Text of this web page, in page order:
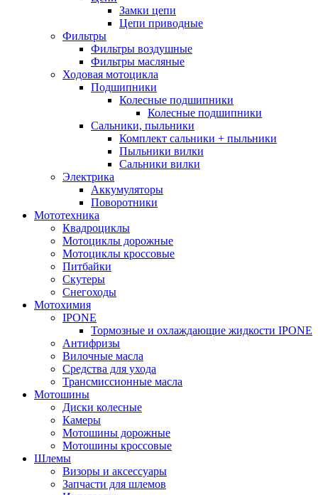
Замки цепи
Цепи приводные
Фильтры
Фильтры воздушные
Фильтры масляные
Ходовая мотоцикла
Подшипники
Колесные подшипники
Колесные подшипники
Сальники, пыльники
Комплект сальники + пыльники
Пыльники вилки
Сальники вилки
Электрика
Аккумуляторы
Поворотники
Мототехника
Квадроциклы
Мотоциклы дорожные
Мотоциклы кроссовые
Питбайки
Скутеры
Снегоходы
Мотохимия
IPONE
Тормозные и охлаждающие жидкости IPONE
Антифризы
Вилочные масла
Средства для ухода
Трансмиссионные масла
Мотошины
Диски колесные
Камеры
Мотошины дорожные
Мотошины кроссовые
Шлемы
Визоры и аксессуары
Запчасти для шлемов